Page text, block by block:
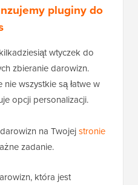
pluginy do
wtyczek do
zbieranie darowizn.
wszystkie są łatwe w
opcji personalizacji.
na Twojejstronie
zadanie.
która jest